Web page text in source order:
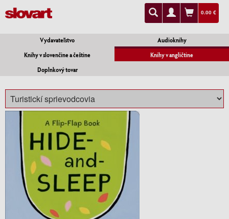
0.00 €
Vydavateľstvo
Audioknihy
Knihy v slovenčine a češtine
Knihy v angličtine
Doplnkový tovar